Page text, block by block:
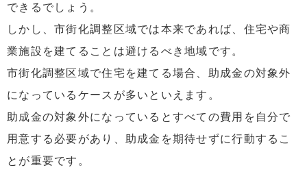
できるでしょう。
しかし、市街化調整区域では本来であれば、住宅や商
業施設を建てることは避けるべき地域です。
市街化調整区域で住宅を建てる場合、助成金の対象外
になっているケースが多いといえます。
助成金の対象外になっているとすべての費用を自分で
用意する必要があり、助成金を期待せずに行動するこ
とが重要です。